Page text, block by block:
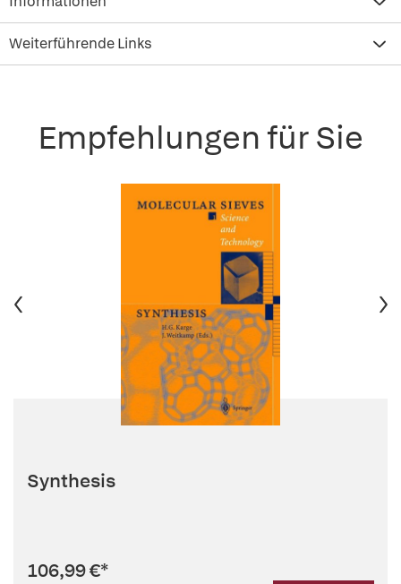
Weiterführende Links
Empfehlungen für Sie
Synthesis
106,99 €*